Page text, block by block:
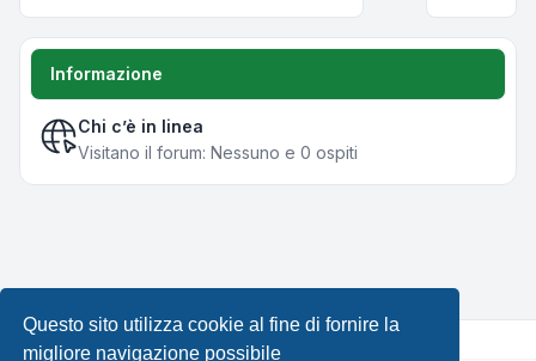
Questo sito utilizza cookie al fine di fornire la
migliore navigazione possibile
Informazione
Chi c’è in linea
Visitano il forum: Nessuno e 0 ospiti